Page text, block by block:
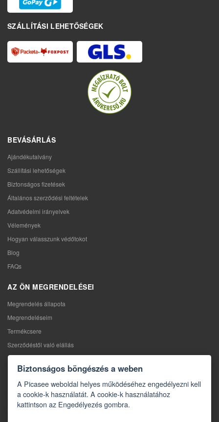
SZÁLLÍTÁSI LEHETŐSÉGEK
BEVÁSÁRLÁS
Ajándékutalvány
Szállítási lehetőségek
Biztonságos fizetések
Általános szerződési feltételek
Adatvédelmi irányelvek
Vélemények
Hogyan válasszunk védőtokot
Blog
FAQs
AZ ÖN MEGRENDELÉSEI
Megrendelés állapota
Megrendeléseim
Termékcsere
Szerződéstől való elállás
Reklamáció
Kapcsolat
Kapcsolatfelvételi űrlap
Biztonságos böngészés a weben
A Picasee weboldal helyes működéséhez engedélyezni kell
a cookie-k használatát. A cookie-k használatához
kattintson az Engedélyezés gombra.